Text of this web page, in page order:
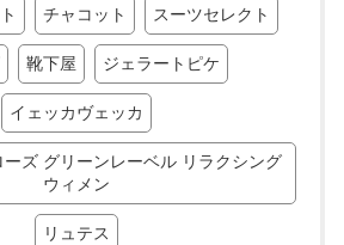
チャコット スーツセレクト
靴下屋 ジェラートピケ
イェッカヴェッカ
ズ グリーンレーベル リラクシング
ウィメン
リュテス